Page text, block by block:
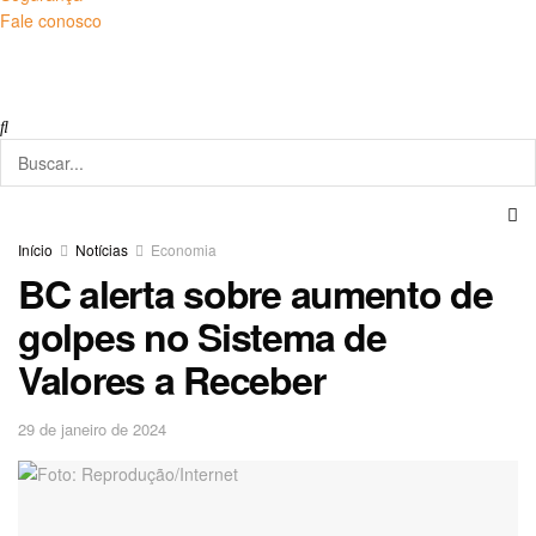
Fale conosco
Início Notícias Economia
BC alerta sobre aumento de
golpes no Sistema de
Valores a Receber
29 de janeiro de 2024